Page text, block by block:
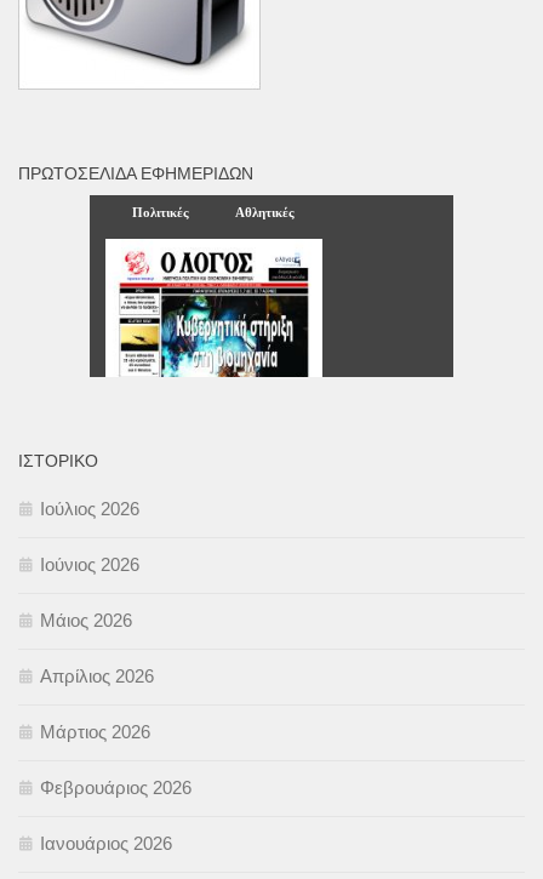
ΠΡΩΤΟΣΈΛΙΔΑ ΕΦΗΜΕΡΊΔΩΝ
ΙΣΤΟΡΙΚΌ
Ιούλιος 2026
Ιούνιος 2026
Μάιος 2026
Απρίλιος 2026
Μάρτιος 2026
Φεβρουάριος 2026
Ιανουάριος 2026